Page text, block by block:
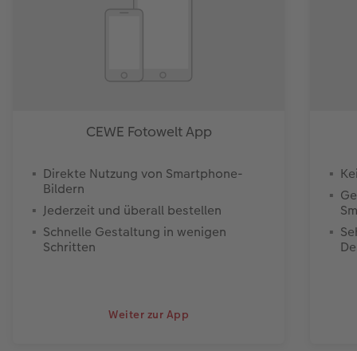
CEWE Fotowelt App
Direkte Nutzung von Smartphone-
Bildern
Jederzeit und überall bestellen
Schnelle Gestaltung in wenigen
Schritten
Weiter zur App